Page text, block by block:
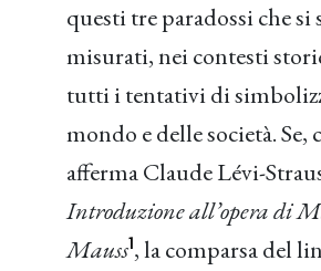
questi tre paradossi che si
misurati, nei contesti
tutti i tentativi di
mondo e delle società. Se,
afferma Claude Lévi-
Introduzione all’opera di
Mauss1, la comparsa del